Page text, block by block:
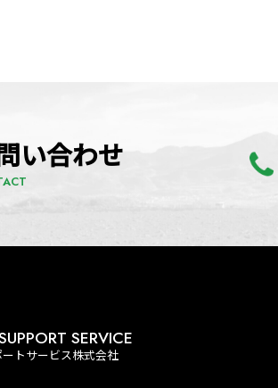
い合わせ
SERVICE
トサービス株式会社